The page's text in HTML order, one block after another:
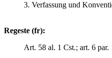
3. Verfassung und
Regeste (fr):
Art. 58 al. 1 Cst.; art. 6